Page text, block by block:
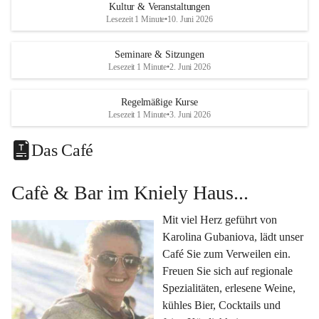
eigene kulinarische Highlights.
Klimatisiertes Foyer mit Theken-Infrastruktur,
Künstlergarderobe, kleiner Garten und Festwiese –
alles für Ihre perfekte Veranstaltung.
Seminare & Workshops, Hochzeiten &
Familienfeiern, Tagungen, Kulturevents oder Kundenevents
– bei uns finden Sie den passenden Rahmen für Ihre Ideen.
Lassen Sie sich von Karolina Gubaniova mit regionalen
Spezialitäten, edlen Weinen und kleinen Köstlichkeiten
verwöhnen.
Fragen oder Anfragen?
Kontaktieren Sie uns gerne per Mail
l.kohlmaier@leutschach-weinstrasse.gv.at
oder
+4334547060223
Kultur & Veranstaltungen
Lesezeit 1 Minute•10. Juni 2026
Seminare & Sitzungen
Lesezeit 1 Minute•2. Juni 2026
Regelmäßige Kurse
Lesezeit 1 Minute•3. Juni 2026
Das Café
Cafè & Bar im Kniely Haus...
Mit viel Herz geführt von
Karolina Gubaniova, lädt unser
Café Sie zum Verweilen ein.
Freuen Sie sich auf regionale
Spezialitäten, erlesene Weine,
kühles Bier, Cocktails und